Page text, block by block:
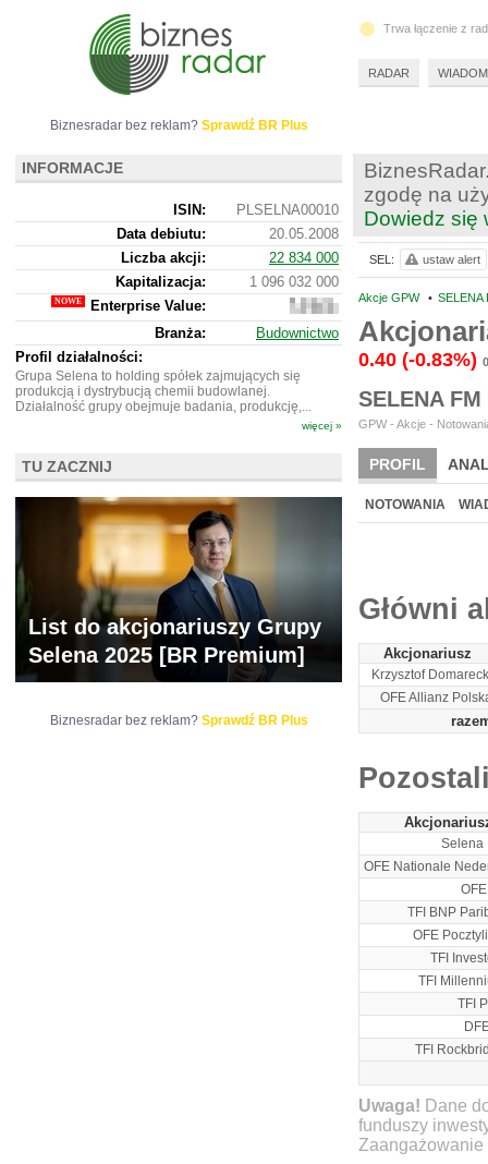
zgodę na
Dowiedz się
Akcje GPW • SELENA
0.40 (-0.83%)
SELENA
GPW - Akcje -
PROFIL
WYCENA BR
NOTOWANIA
Główni
Akcjonariusz
Krzysztof
OFE Allianz
Selena
OFE Nationale
TFI BNP
OFE
TFI
TFI
TFI
TFI
Uwaga! Dane
funduszy
Zaangażowanie
SEL: ustaw alert
Biznesradar bez reklam? Sprawdź BR Plus
INFORMACJE
ISIN:
PLSELNA00010
Data debiutu:
20.05.2008
Liczba akcji:
22 834 000
Kapitalizacja:
1 096 032 000
Enterprise Value:
1
226
425
Branża:
Budownictwo
Profil działalności:
Grupa Selena to holding spółek zajmujących się
produkcją i dystrybucją chemii budowlanej.
Działalność grupy obejmuje badania, produkcję,...
więcej »
TU ZACZNIJ
List do akcjonariuszy Grupy
Selena 2025 [BR Premium]
Biznesradar bez reklam? Sprawdź BR Plus
Trwa łączenie z
RADAR